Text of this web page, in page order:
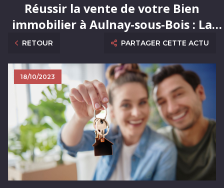
Réussir la vente de votre Bien
immobilier à Aulnay-sous-Bois : La
stratégie incontournable pour un
RETOUR PARTAGER CETTE ACTU
18/10/2023